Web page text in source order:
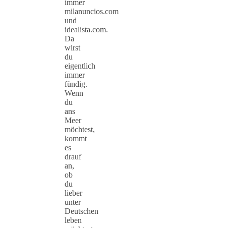
immer
milanuncios.com
und
idealista.com.
Da
wirst
du
eigentlich
immer
fündig.
Wenn
du
ans
Meer
möchtest,
kommt
es
drauf
an,
ob
du
lieber
unter
Deutschen
leben